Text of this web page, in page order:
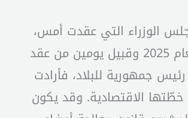
الوزراء التي عقدت أمس،
الأولى في العام 2025 وقبيل يومين من عقد
جمهورية للبلاد، فأرادت
خطّتها الاقتصادية. وقد يكون